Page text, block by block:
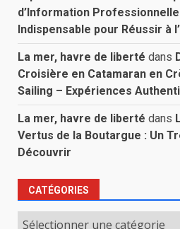
d’Information Professionnelle
Indispensable pour Réussir à
La mer, havre de liberté dans
Croisière en Catamaran en
Sailing – Expériences
La mer, havre de liberté dans
Vertus de la Boutargue : Un
Découvrir
CATÉGORIES
Catégories